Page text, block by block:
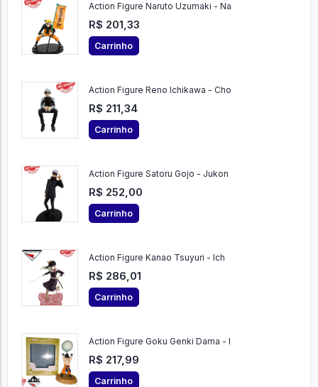
Action Figure Naruto Uzumaki - Na
R$ 201,33
Carrinho
Action Figure Reno Ichikawa - Cho
R$ 211,34
Carrinho
Action Figure Satoru Gojo - Jukon
R$ 252,00
Carrinho
Action Figure Kanao Tsuyuri - Ich
R$ 286,01
Carrinho
Action Figure Goku Genki Dama - I
R$ 217,99
Carrinho